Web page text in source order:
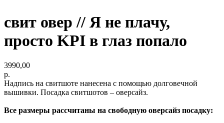
свит овер // Я не плачу,
просто KPI в глаз попало
3990,00
р.
Надпись на свитшоте нанесена с помощью долговечной
вышивки. Посадка свитшотов – оверсайз.
Все размеры рассчитаны на свободную оверсайз посадку: